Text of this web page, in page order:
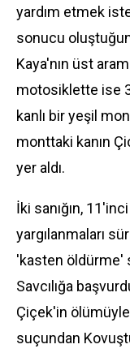
yardım etmek
sonucu
Kaya'nın üst
motosiklette ise
kanlı bir yeşil
monttaki kanın
yer aldı.
İki sanığın,
yargılanmaları
'kasten öldürme'
Savcılığa
Çiçek'in
suçundan